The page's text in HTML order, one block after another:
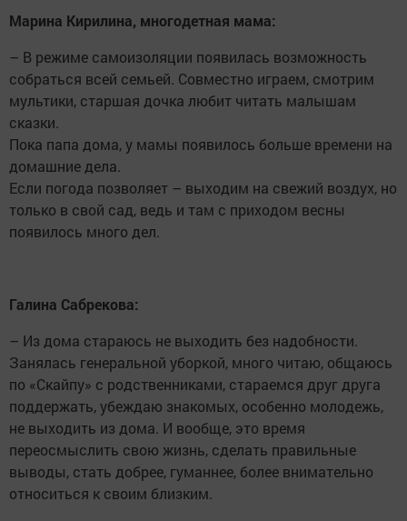
Марина Кирилина, многодетная мама:
– В режиме самоизоляции появилась возможность
собраться всей семьей. Совместно играем, смотрим
мультики, старшая дочка любит читать малышам
сказки.
Пока папа дома, у мамы появилось больше времени на
домашние дела.
Если погода позволяет – выходим на свежий воздух, но
только в свой сад, ведь и там с приходом весны
появилось много дел.
Галина Сабрекова:
– Из дома ­стараюсь не выходить без ­надобности.
Занялась генеральной уборкой, много читаю, общаюсь
по «Скай­пу» с родственниками, ста­раемся друг друга
под­держать, убеждаю знакомых, особенно молодежь,
не выходить из дома. И вообще, это время
переосмыслить свою жизнь, сделать правильные
выводы, стать добрее, гуманнее, более внимательно
относиться к своим ­близким.